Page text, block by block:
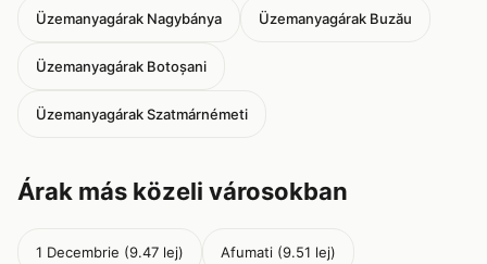
Üzemanyagárak Nagybánya Üzemanyagárak Buzău
Üzemanyagárak Botoșani
Üzemanyagárak Szatmárnémeti
Árak más közeli városokban
1 Decembrie (9.47 lej) Afumati (9.51 lej)